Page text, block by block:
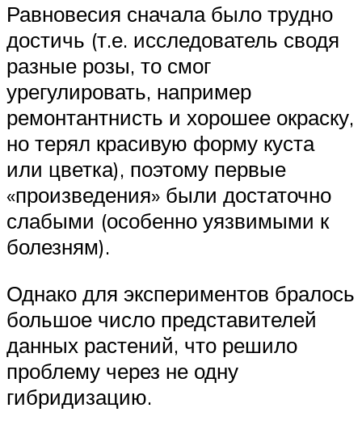
Равновесия сначала было трудно
достичь (т.е. исследователь сводя
разные розы, то смог
урегулировать, например
ремонтантнисть и хорошее окраску,
но терял красивую форму куста
или цветка), поэтому первые
«произведения» были достаточно
слабыми (особенно уязвимыми к
болезням).
Однако для экспериментов бралось
большое число представителей
данных растений, что решило
проблему через не одну
гибридизацию.